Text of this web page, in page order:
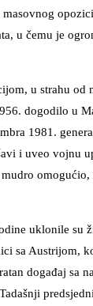
u čemu je
u strahu od
dogodilo u
1981.
i uveo vojnu
omogućio,
uklonile su
sa Austrijom,
događaj sa